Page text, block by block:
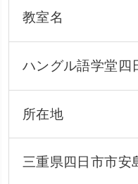
教室名
ハングル語学堂四
所在地
三重県四日市市安